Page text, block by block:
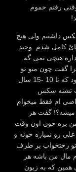
رفتم حموم
سکس داشتیم ولی هیچ
کامل شدم. وحید
هیچی نمی گه.
گفت چون منو تو
رابطه خوبی نداریم و… من که علی بهم گفته بود که تا 10 -15 سال
تشنه سکس
ام فقط میخوام
میشه؟! گفت هر
بره چون اون وقت
رو نمیاره خونه و
تو رختخواب بر طرف
مال من باشه هر
همین که به زبون